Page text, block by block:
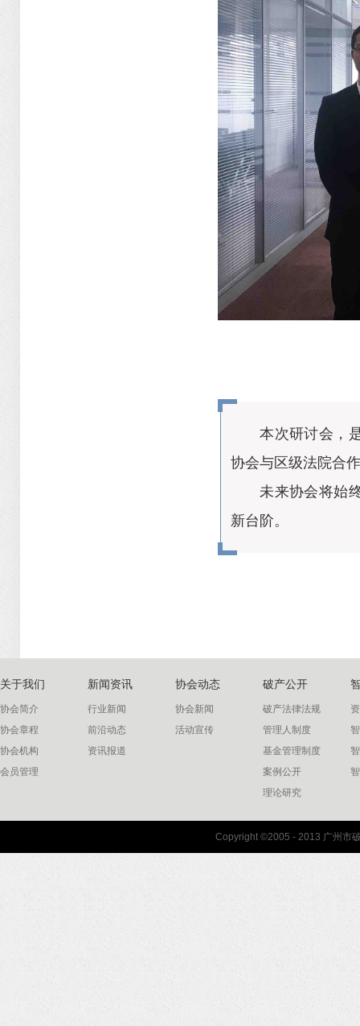
本次研讨会，
协会与区级法院合
未来协会将始
新台阶。
关于我们
协会简介
协会章程
协会机构
会员管理
新闻资讯
行业新闻
前沿动态
资讯报道
协会动态
协会新闻
活动宣传
破产公开
破产法律法规
管理人制度
基金管理制度
案例公开
理论研究
联系我们
Copyright ©2005 - 2013 广州市